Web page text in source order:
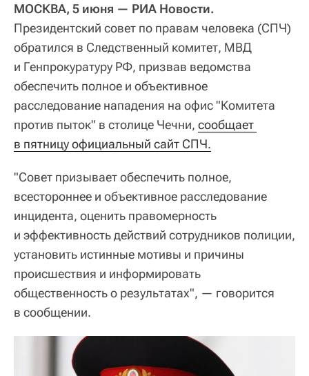
МОСКВА, 5 июня — РИА Новости.
Президентский совет по правам человека (СПЧ)
обратился в Следственный комитет, МВД
и Генпрокуратуру РФ, призвав ведомства
обеспечить полное и объективное
расследование нападения на офис "Комитета
против пыток" в столице Чечни, сообщает
в пятницу официальный сайт СПЧ.
"Совет призывает обеспечить полное,
всестороннее и объективное расследование
инцидента, оценить правомерность
и эффективность действий сотрудников полиции,
установить истинные мотивы и причины
происшествия и информировать
общественность о результатах", — говорится
в сообщении.